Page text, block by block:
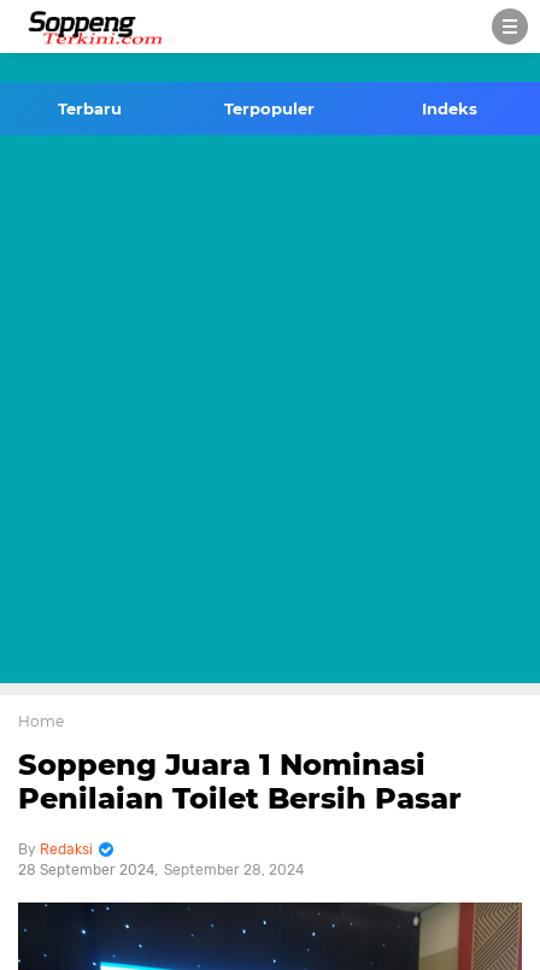
Terbaru Terpopuler Indeks
Home
Soppeng Juara 1 Nominasi
Penilaian Toilet Bersih Pasar
Redaksi
28 September 2024 September 28, 2024